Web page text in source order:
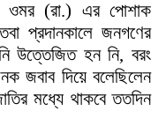
ওমর (রা.) এর পোশাক
প্রদানকালে জনগণের
উত্তেজিত হন নি, বরং
জবাব দিয়ে বলেছিলেন
মধ্যে থাকবে ততদিন